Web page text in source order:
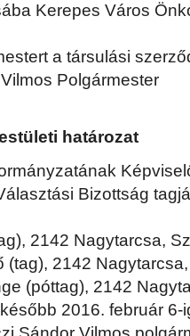
Kerepes Város
a társulási
Polgármester
határozat
Bizottság
2142 Nagytarcsa,
(tag), 2142
(póttag), 2142
2016. február 6-